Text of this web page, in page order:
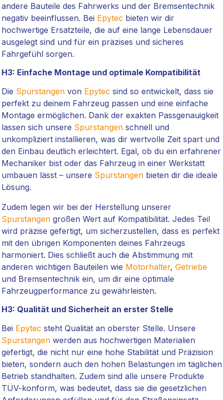
andere Bauteile des Fahrwerks und der Bremsentechnik
negativ beeinflussen. Bei Epytec bieten wir dir
hochwertige Ersatzteile, die auf eine lange Lebensdauer
ausgelegt sind und für ein präzises und sicheres
Fahrgefühl sorgen.
H3: Einfache Montage und optimale Kompatibilität
Die Spurstangenvon Epytec sind so entwickelt, dass sie
perfekt zu deinem Fahrzeug passen und eine einfache
Montage ermöglichen. Dank der exakten Passgenauigkeit
lassen sich unsere Spurstangenschnell und
unkompliziert installieren, was dir wertvolle Zeit spart und
den Einbau deutlich erleichtert. Egal, ob du ein erfahrener
Mechaniker bist oder das Fahrzeug in einer Werkstatt
umbauen lässt – unsere Spurstangenbieten dir die ideale
Lösung.
Zudem legen wir bei der Herstellung unserer
Spurstangengroßen Wert auf Kompatibilität. Jedes Teil
wird präzise gefertigt, um sicherzustellen, dass es perfekt
mit den übrigen Komponenten deines Fahrzeugs
harmoniert. Dies schließt auch die Abstimmung mit
anderen wichtigen Bauteilen wie Motorhalter, Getriebe
und Bremsentechnik ein, um dir eine optimale
Fahrzeugperformance zu gewährleisten.
H3: Qualität und Sicherheit an erster Stelle
Bei Epytec steht Qualität an oberster Stelle. Unsere
Spurstangenwerden aus hochwertigen Materialien
gefertigt, die nicht nur eine hohe Stabilität und Präzision
bieten, sondern auch den hohen Belastungen im täglichen
Betrieb standhalten. Zudem sind alle unsere Produkte
TÜV-konform, was bedeutet, dass sie die gesetzlichen